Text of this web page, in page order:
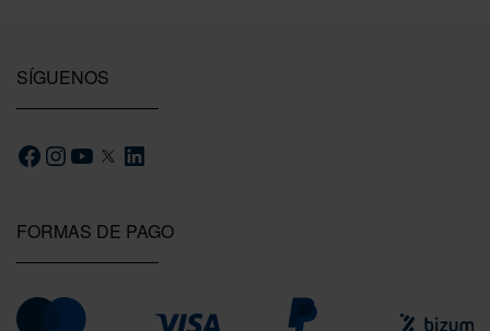
FORMAS DE PAGO
SÍGUENOS